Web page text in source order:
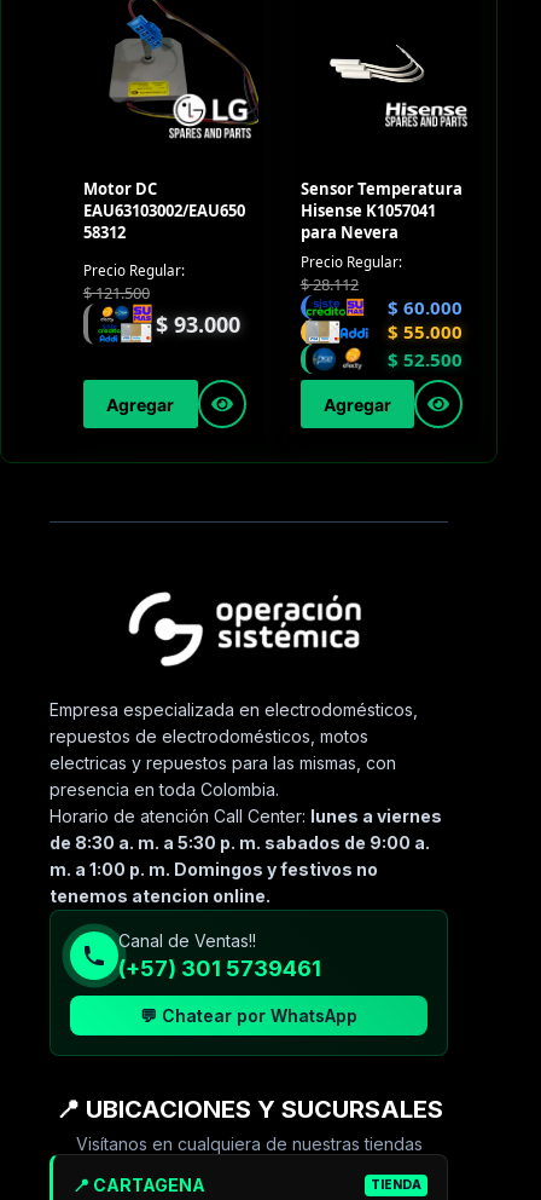
Motor DC
EAU63103002/EAU650
58312
Precio Regular:
$121.500
$ 93.000
Agregar
Sensor Temperatura
Hisense K1057041
para Nevera
Precio Regular:
$28.112
$ 60.000
$ 55.000
$ 52.500
Agregar
Empresa especializada en electrodomésticos,
repuestos de electrodomésticos, motos
electricas y repuestos para las mismas, con
presencia en toda Colombia.
Horario de atención Call Center: lunes a viernes
de 8:30 a. m. a 5:30 p. m. sabados de 9:00 a.
m. a 1:00 p. m. Domingos y festivos no
tenemos atencion online.
Canal de Ventas!!
(+57) 301 5739461
💬 Chatear por WhatsApp
📍 UBICACIONES Y SUCURSALES
Visítanos en cualquiera de nuestras tiendas
📍 CARTAGENA TIENDA